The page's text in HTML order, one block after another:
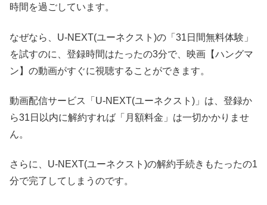
時間を過ごしています。
なぜなら、U-NEXT(ユーネクスト)の「31日間無料体験」
を試すのに、登録時間はたったの3分で、映画【ハングマ
ン】の動画がすぐに視聴することができます。
動画配信サービス「U-NEXT(ユーネクスト)」は、登録か
ら31日以内に解約すれば「月額料金」は一切かかりませ
ん。
さらに、U-NEXT(ユーネクスト)の解約手続きもたったの1
分で完了してしまうのです。